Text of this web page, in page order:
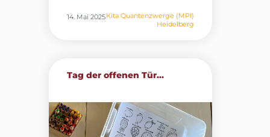
14. Mai 2025Kita Quantenzwerge (MPI)
Heidelberg
Tag der offenen Tür...